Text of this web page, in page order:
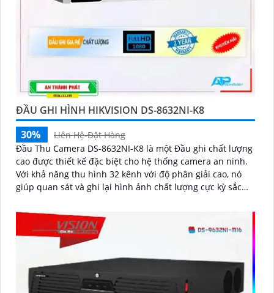
ĐẦU GHI HÌNH HIKVISION DS-8632NI-K8
30%
Liên Hệ-Đặt Hàng
Đầu Thu Camera DS-8632NI-K8 là một Đầu ghi chất lượng
cao được thiết kế đặc biệt cho hệ thống camera an ninh.
Với khả năng thu hình 32 kênh với độ phân giải cao, nó
giúp quan sát và ghi lại hình ảnh chất lượng cực kỳ sắc